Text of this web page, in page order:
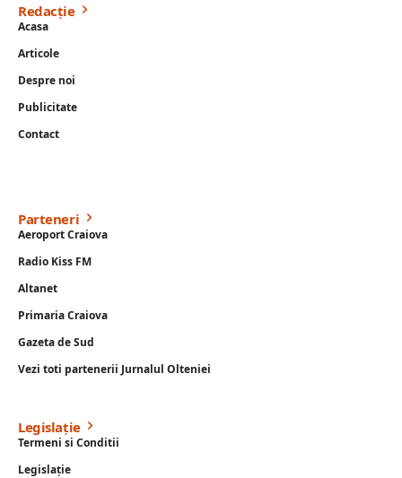
Redacție
Acasa
Articole
Despre noi
Publicitate
Contact
Parteneri
Aeroport Craiova
Radio Kiss FM
Altanet
Primaria Craiova
Gazeta de Sud
Vezi toti partenerii Jurnalul Olteniei
Legislație
Termeni si Conditii
Legislație